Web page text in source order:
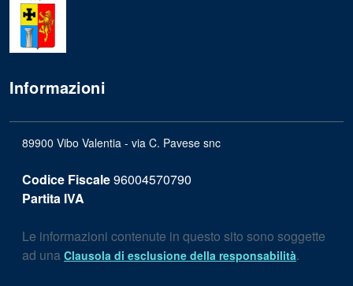
Informazioni
89900 Vibo Valentia - via C. Pavese snc
Codice Fiscale96004570790
Partita IVA
Le informazioni contenute in questo sito sono soggette
ad una Clausola di esclusione della responsabilità.